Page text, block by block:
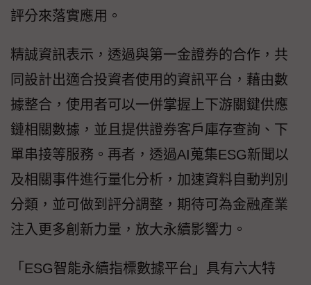
評分來落實應用。
精誠資訊表示，透過與第一金證券的合作，共
同設計出適合投資者使用的資訊平台，藉由數
據整合，使用者可以一併掌握上下游關鍵供應
鏈相關數據，並且提供證券客戶庫存查詢、下
單串接等服務。再者，透過AI蒐集ESG新聞以
及相關事件進行量化分析，加速資料自動判別
分類，並可做到評分調整，期待可為金融產業
注入更多創新力量，放大永續影響力。
「ESG智能永續指標數據平台」具有六大特